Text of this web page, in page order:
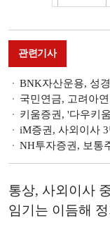
관련기사
​BNK자산운용, 성경식
국민연금, 고려아연
키움증권, '다우키움 2
iM증권, 사외이사 3명 신규
NH투자증권, 보통주 950
통상, 사외이사
임기는 이듬해